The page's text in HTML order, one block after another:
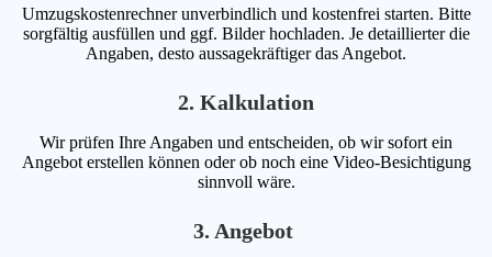
Umzugskostenrechner unverbindlich und kostenfrei starten. Bitte
sorgfältig ausfüllen und ggf. Bilder hochladen. Je detaillierter die
Angaben, desto aussagekräftiger das Angebot.
2. Kalkulation
Wir prüfen Ihre Angaben und entscheiden, ob wir sofort ein
Angebot erstellen können oder ob noch eine Video-Besichtigung
sinnvoll wäre.
3. Angebot